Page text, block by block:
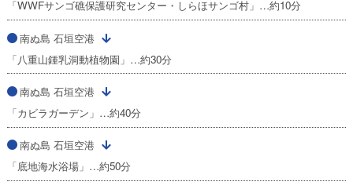
「WWFサンゴ礁保護研究センター・しらほサンゴ村」…約10分
南ぬ島 石垣空港
「八重山鍾乳洞動植物園」…約30分
南ぬ島 石垣空港
「カビラガーデン」…約40分
南ぬ島 石垣空港
「底地海水浴場」…約50分